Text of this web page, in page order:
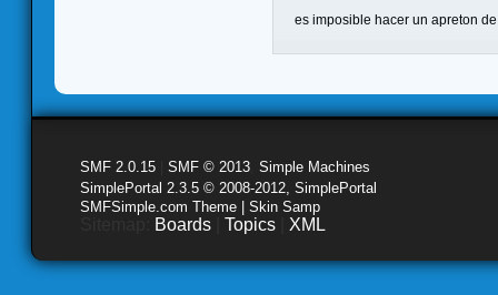
es imposible hacer un apreton
SMF 2.0.15 SMF © 2013 Simple Machines
SimplePortal 2.3.5 © 2008-2012, SimplePortal
SMFSimple.com Theme | Skin Samp
Boards Topics XML